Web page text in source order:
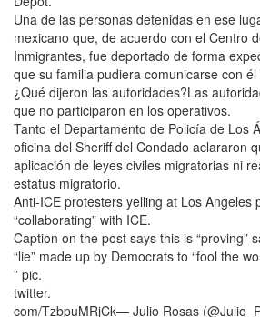
Una de las personas detenidas en ese
mexicano que, de acuerdo con el Centro
Inmigrantes, fue deportado de forma
que su familia pudiera comunicarse con
¿Qué dijeron las autoridades?Las
que no participaron en los operativos.
Tanto el Departamento de Policía de Los
oficina del Sheriff del Condado aclararon
aplicación de leyes civiles migratorias ni
estatus migratorio.
Anti-ICE protesters yelling at Los Angeles
“collaborating” with ICE.
Caption on the post says this is “proving”
“lie” made up by Democrats to “fool the
” pic.
twitter.
com/TzbpuMRjCk— Julio Rosas